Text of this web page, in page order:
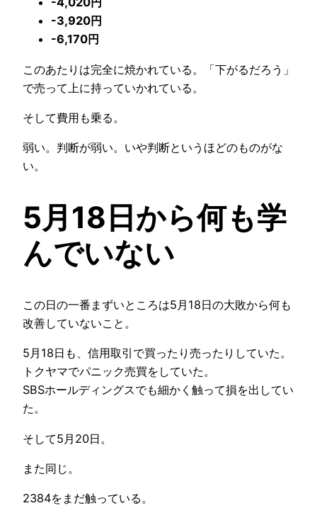
-3,920円
-6,170円
このあたりは完全に焼かれている。「下がるだろう」
で売って上に持っていかれている。
そして費用も乗る。
弱い。判断が弱い。いや判断というほどのものがな
い。
5月18日から何も学
んでいない
この日の一番まずいところは5月18日の大敗から何も
改善していないこと。
5月18日も、信用取引で買ったり売ったりしていた。
トクヤマでパニック売買をしていた。
SBSホールディングスでも細かく触って損を出してい
た。
そして5月20日。
また同じ。
2384をまだ触っている。